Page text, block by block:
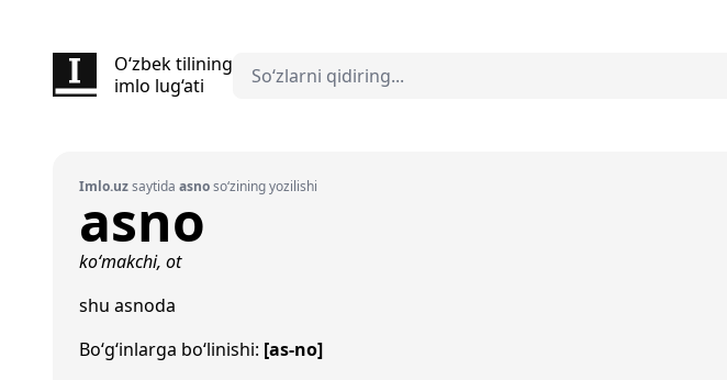
O‘zbek tilining
imlo lug‘ati
Imlo.uzsaytida asnoso‘zining yozilishi
asno
ko‘makchi, ot
shu asnoda
Bo‘g‘inlarga bo‘linishi: [as-no]